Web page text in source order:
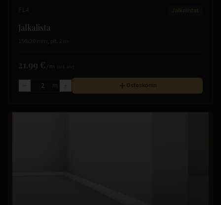
FL4 Jalkalistat
Jalkalista
150x20 mm, pit. 2 m
21.99 € /m
m Ostoskoriin